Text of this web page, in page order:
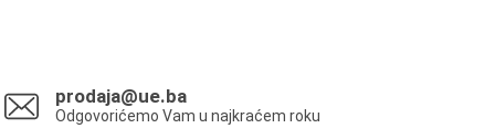
prodaja@ue.ba
Odgovorićemo Vam u najkraćem roku